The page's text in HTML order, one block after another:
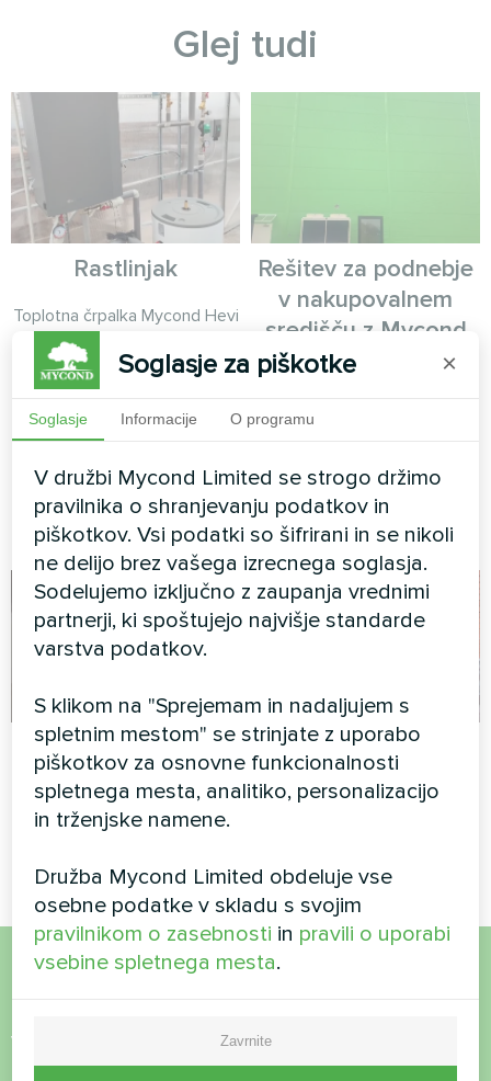
Glej tudi
Rastlinjak
Toplotna črpalka Mycond Hevi
MHS N18 HH
Rešitev za podnebje
v nakupovalnem
središču z Mycond
modularno toplotno
sodobno nakupovalno
središče z uporabo toplotne
črpalke Mycond Modular.
Zasebna hiša
Oblikovanje umetniških del
ventilatorske enote Glass
series
Zasebna hiša
Toplotna črpalka tipa
vprašanja?
Soglasje za piškotke ×
Soglasje Informacije O programu
V družbi Mycond Limited se strogo držimo
pravilnika o shranjevanju podatkov in
piškotkov. Vsi podatki so šifrirani in se nikoli
ne delijo brez vašega izrecnega soglasja.
Sodelujemo izključno z zaupanja vrednimi
partnerji, ki spoštujejo najvišje standarde
varstva podatkov.
S klikom na "Sprejemam in nadaljujem s
spletnim mestom" se strinjate z uporabo
piškotkov za osnovne funkcionalnosti
spletnega mesta, analitiko, personalizacijo
in trženjske namene.
Družba Mycond Limited obdeluje vse
osebne podatke v skladu s svojim
pravilnikom o zasebnosti in pravili o uporabi
vsebine spletnega mesta.
Zavrnite